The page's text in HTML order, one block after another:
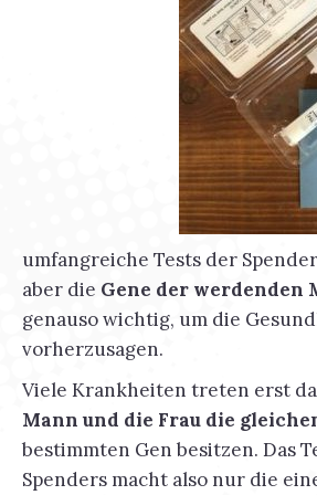
umfangreiche Tests der
aber die Gene der werdenden
genauso wichtig, um die
vorherzusagen.
Viele Krankheiten treten erst
Mann und die Frau die
bestimmten Gen besitzen. Das
Spenders macht also nur die